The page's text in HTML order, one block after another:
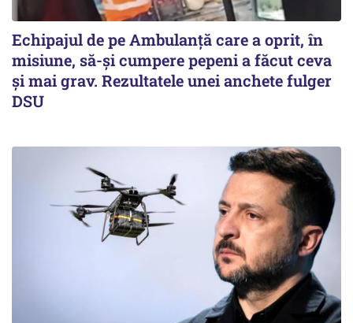
Echipajul de pe Ambulanță care a oprit, în
misiune, să-și cumpere pepeni a făcut ceva
și mai grav. Rezultatele unei anchete fulger
DSU